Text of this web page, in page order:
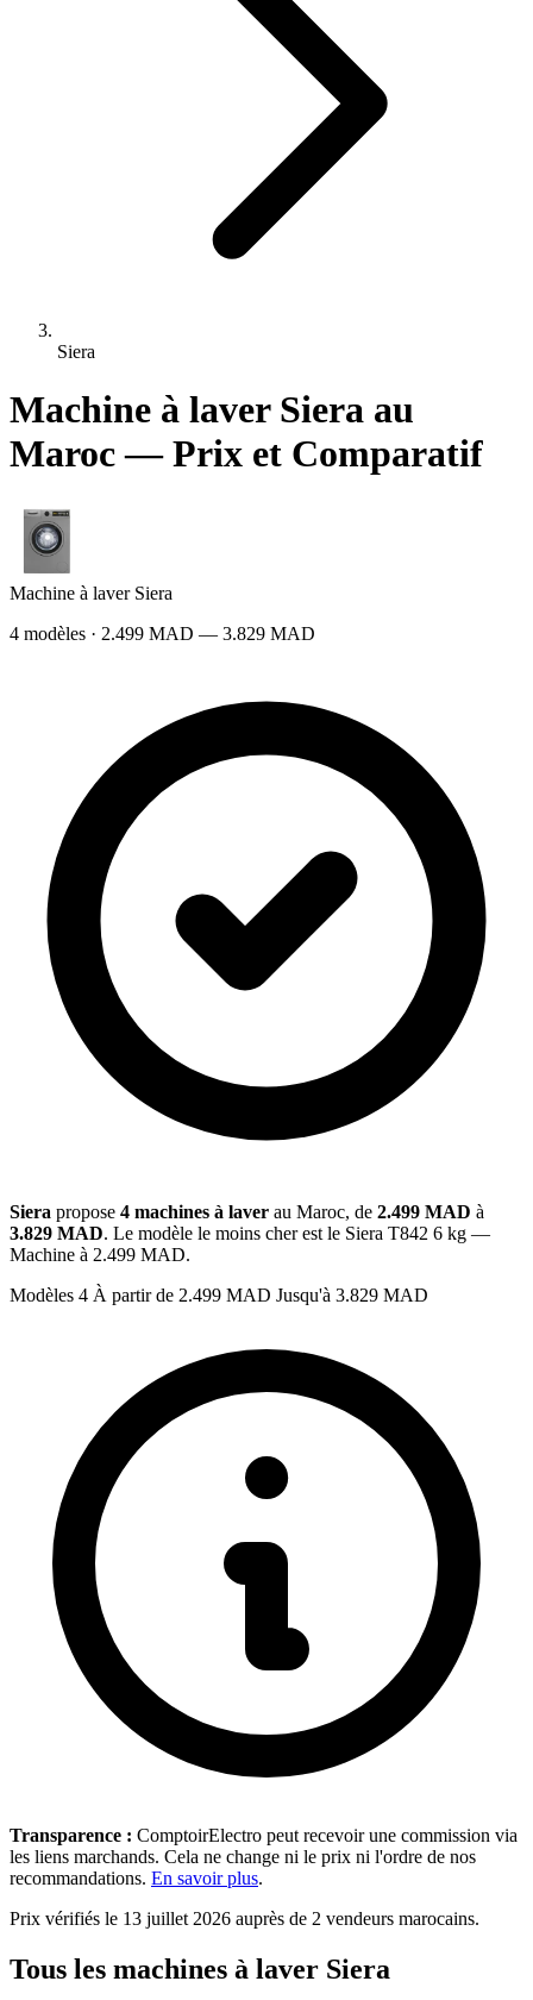
Siera
Machine à laver Siera au
Maroc — Prix et Comparatif
Machine à laver Siera
4 modèles · 2.499 MAD — 3.829 MAD
Siera propose 4 machines à laver au Maroc, de 2.499 MAD à
3.829 MAD. Le modèle le moins cher est le Siera T842 6 kg —
Machine à 2.499 MAD.
Modèles 4 À partir de 2.499 MAD Jusqu'à 3.829 MAD
Transparence : ComptoirElectro peut recevoir une commission via
les liens marchands. Cela ne change ni le prix ni l'ordre de nos
recommandations. En savoir plus.
Prix vérifiés le 13 juillet 2026 auprès de 2 vendeurs marocains.
Tous les machines à laver Siera